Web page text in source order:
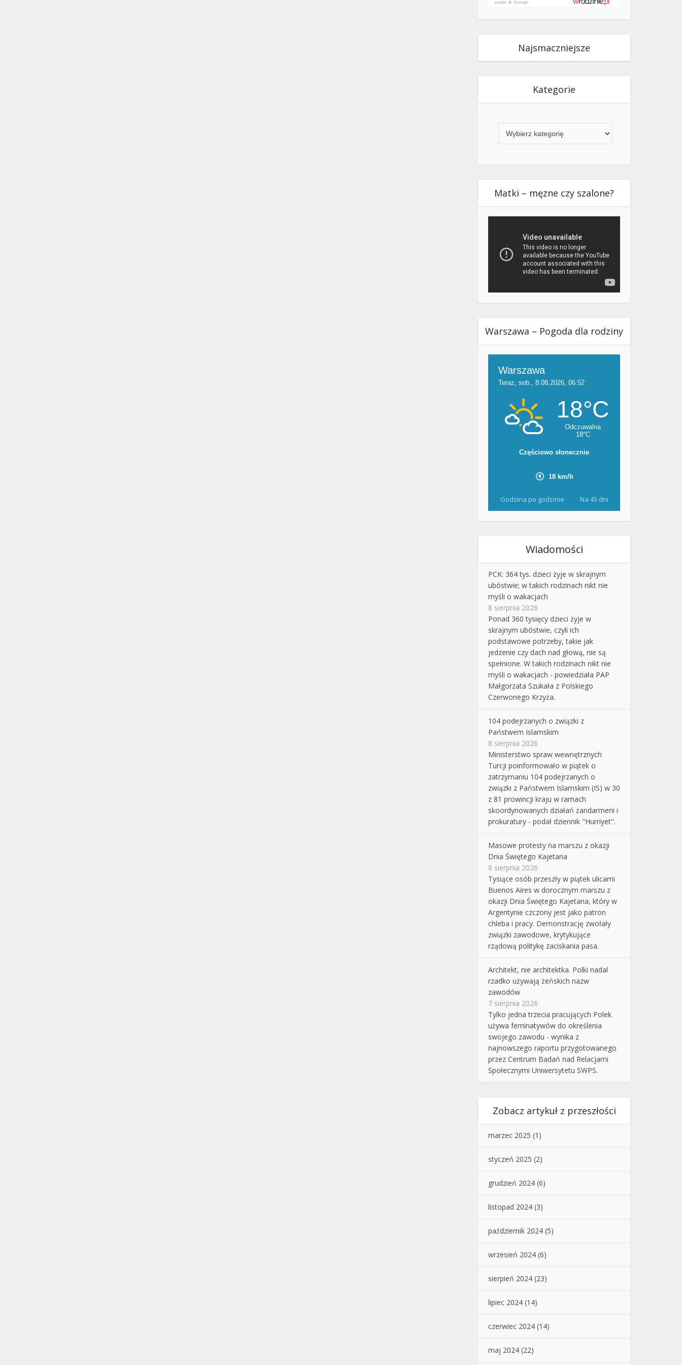
Najsmaczniejsze
Kategorie
Matki – męzne czy szalone?
Warszawa – Pogoda dla rodziny
Godzina po godzinie Na 45 dni
Wiadomości
PCK: 364 tys. dzieci żyje w skrajnym
ubóstwie; w takich rodzinach nikt nie
myśli o wakacjach
8 sierpnia 2026
Ponad 360 tysięcy dzieci żyje w
skrajnym ubóstwie, czyli ich
podstawowe potrzeby, takie jak
jedzenie czy dach nad głową, nie są
spełnione. W takich rodzinach nikt nie
myśli o wakacjach - powiedziała PAP
Małgorzata Szukała z Polskiego
Czerwonego Krzyża.
104 podejrzanych o związki z
Państwem Islamskim
8 sierpnia 2026
Ministerstwo spraw wewnętrznych
Turcji poinformowało w piątek o
zatrzymaniu 104 podejrzanych o
związki z Państwem Islamskim (IS) w 30
z 81 prowincji kraju w ramach
skoordynowanych działań żandarmerii i
prokuratury - podał dziennik "Hurriyet".
Masowe protesty na marszu z okazji
Dnia Świętego Kajetana
8 sierpnia 2026
Tysiące osób przeszły w piątek ulicami
Buenos Aires w dorocznym marszu z
okazji Dnia Świętego Kajetana, który w
Argentynie czczony jest jako patron
chleba i pracy. Demonstrację zwołały
związki zawodowe, krytykujące
rządową politykę zaciskania pasa.
Architekt, nie architektka. Polki nadal
rzadko używają żeńskich nazw
zawodów
7 sierpnia 2026
Tylko jedna trzecia pracujących Polek
używa feminatywów do określenia
swojego zawodu - wynika z
najnowszego raportu przygotowanego
przez Centrum Badań nad Relacjami
Społecznymi Uniwersytetu SWPS.
Zobacz artykuł z przeszłości
marzec 2025 (1)
styczeń 2025 (2)
grudzień 2024 (6)
listopad 2024 (3)
październik 2024 (5)
wrzesień 2024 (6)
sierpień 2024 (23)
lipiec 2024 (14)
czerwiec 2024 (14)
maj 2024 (22)